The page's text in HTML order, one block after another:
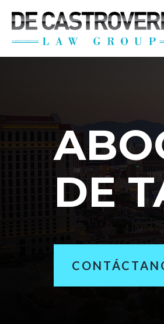
DE
Stay
By submitting
revoke your